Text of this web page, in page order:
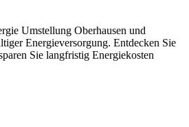
Umstellung Oberhausen und
Energieversorgung. Entdecken Sie
Sie langfristig Energiekosten